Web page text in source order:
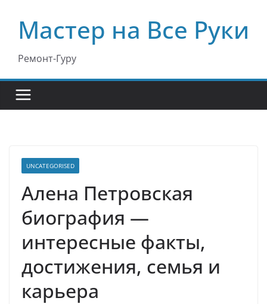
содержимому
Мастер на Все Руки
Ремонт-Гуру
UNCATEGORISED
Алена Петровская
биография —
интересные факты,
достижения, семья и
карьера